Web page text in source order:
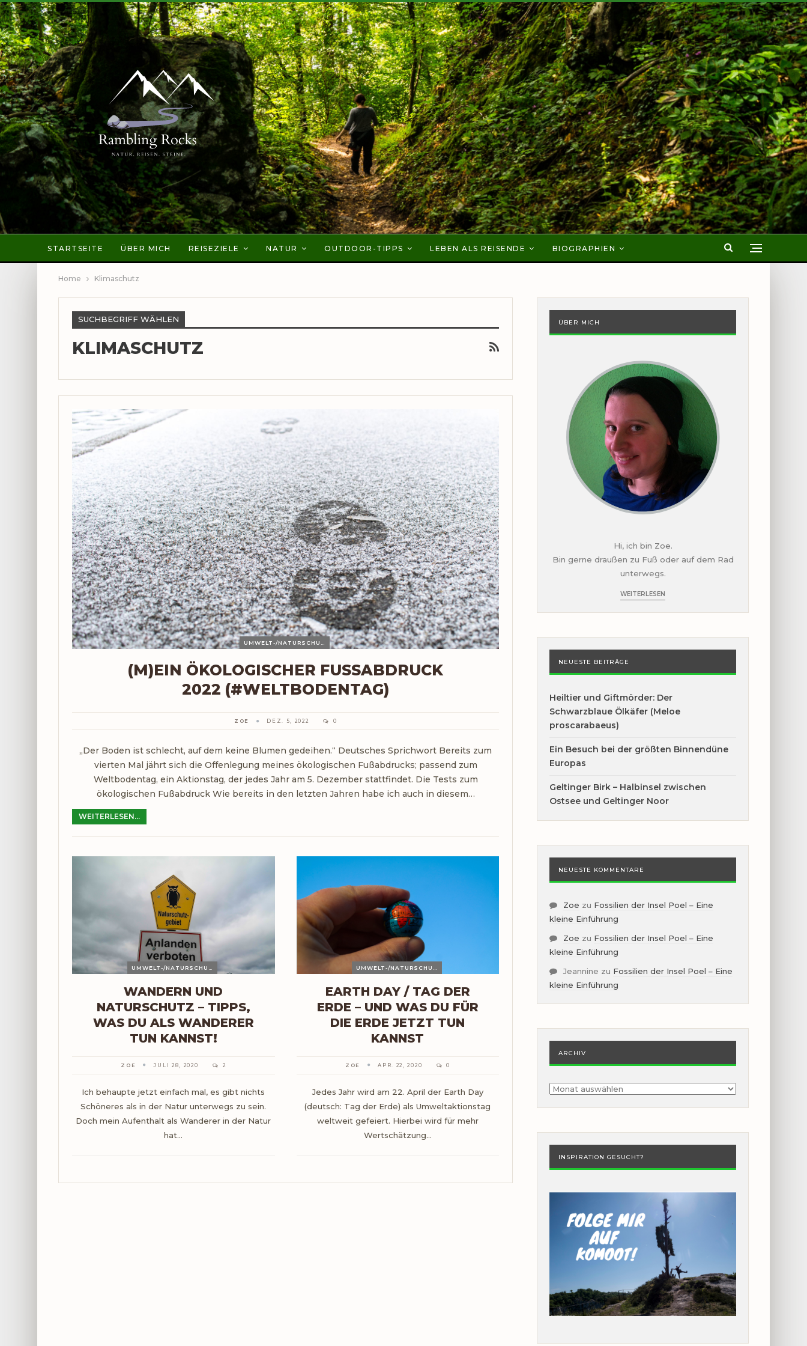
STARTSEITE ÜBER MICH REISEZIELE NATUR OUTDOOR-TIPPS LEBEN ALS REISENDE BIOGRAPHIEN
Home Klimaschutz
SUCHBEGRIFF WÄHLEN
KLIMASCHUTZ
(M)EIN ÖKOLOGISCHER FUSSABDRUCK 2
022 (#WELTBODENTAG)
ZOE DEZ. 5, 2022 0
„Der Boden ist schlecht, auf dem keine Blumen gedeihen.“ Deutsches Sprichwort Bereits zum
vierten Mal jährt sich die Offenlegung meines ökologischen Fußabdrucks; passend zum
Weltbodentag, ein Aktionstag, der jedes Jahr am 5. Dezember stattfindet. Die Tests zum
ökologischen Fußabdruck Wie bereits in den letzten Jahren habe ich auch in diesem…
WEITERLESEN...
WANDERN UND
NATURSCHUTZ – TIPPS,
WAS DU ALS WANDERER
TUN KANNST!
ZOE JULI 28, 2020 2
Ich behaupte jetzt einfach mal, es gibt nichts
Schöneres als in der Natur unterwegs zu sein.
Doch mein Aufenthalt als Wanderer in der Natur
hat…
EARTH DAY / TAG DER
ERDE – UND WAS DU FÜR
DIE ERDE JETZT TUN
KANNST
ZOE APR. 22, 2020 0
Jedes Jahr wird am 22. April der Earth Day
(deutsch: Tag der Erde) als Umweltaktionstag
weltweit gefeiert. Hierbei wird für mehr
Wertschätzung…
ÜBER MICH
Hi, ich bin Zoe.
Bin gerne draußen zu Fuß oder auf dem Rad
unterwegs.
WEITERLESEN
NEUESTE BEITRÄGE
Heiltier und Giftmörder: Der
Schwarzblaue Ölkäfer (Meloe
proscarabaeus)
Ein Besuch bei der größten Binnendüne
Europas
Geltinger Birk – Halbinsel zwischen
Ostsee und Geltinger Noor
NEUESTE KOMMENTARE
Zoe zu Fossilien der Insel Poel – Eine
kleine Einführung
Zoe zu Fossilien der Insel Poel – Eine
kleine Einführung
Jeannine zu Fossilien der Insel Poel – Eine
kleine Einführung
ARCHIV
Archiv
INSPIRATION GESUCHT?